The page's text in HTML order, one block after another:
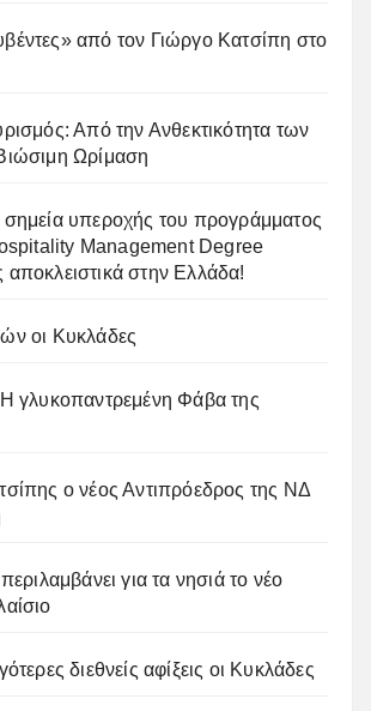
από τον Γιώργο Κατσίπη στο
Από την Ανθεκτικότητα των
Ωρίμαση
υπεροχής του προγράμματος
Management Degree
στην Ελλάδα!
οι Κυκλάδες
γλυκοπαντρεμένη Φάβα της
ο νέος Αντιπρόεδρος της ΝΔ
για τα νησιά το νέο
διεθνείς αφίξεις οι Κυκλάδες